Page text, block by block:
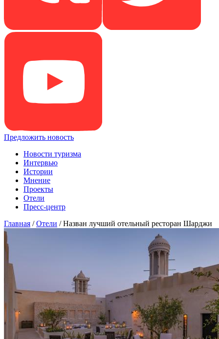
Предложить новость
Новости туризма
Интервью
Истории
Мнение
Проекты
Отели
Пресс-центр
Главная /Отели /Назван лучший отельный ресторан Шарджи